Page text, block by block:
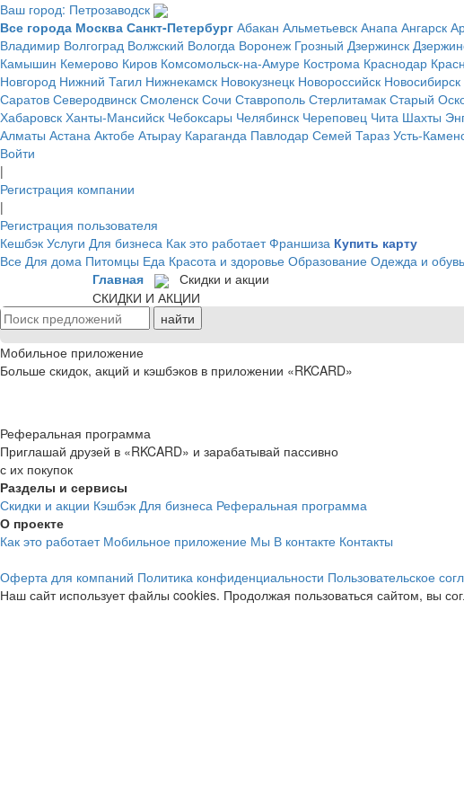
Ваш город: Петрозаводск
Все города Москва Санкт-Петербург Абакан Альметьевск Анапа Ангарск
Владимир Волгоград Волжский Вологда Воронеж Грозный Дзержинск
Камышин Кемерово Киров Комсомольск-на-Амуре Кострома Краснодар
Новгород Нижний Тагил Нижнекамск Новокузнецк Новороссийск Новосибирск
Саратов Северодвинск Смоленск Сочи Ставрополь Стерлитамак Старый
Хабаровск Ханты-Мансийск Чебоксары Челябинск Череповец Чита Шахты
Алматы Астана Актобе Атырау Караганда Павлодар Семей Тараз Усть-
Войти
|
Регистрация компании
|
Регистрация пользователя
Кешбэк Услуги Для бизнеса Как это работает Франшиза Купить карту
Все Для дома Питомцы Еда Красота и здоровье Образование Одежда и обувь
Главная
Скидки и акции
СКИДКИ И АКЦИИ
Мобильное приложение
Больше скидок, акций и кэшбэков в приложении «RKCARD»
Реферальная программа
Приглашай друзей в «RKCARD» и зарабатывай пассивно
с их покупок
Разделы и сервисы
Скидки и акции Кэшбэк Для бизнеса Реферальная программа
О проекте
Как это работает Мобильное приложение Мы В контакте Контакты
Оферта для компаний Политика конфиденциальности Пользовательское
Наш сайт использует файлы cookies. Продолжая пользоваться сайтом, вы